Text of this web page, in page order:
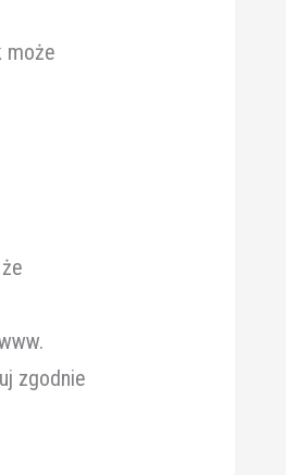
może
zgodnie